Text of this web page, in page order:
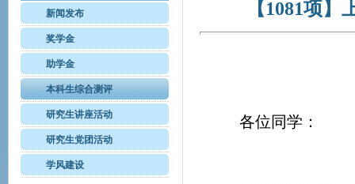
新闻发布
奖学金
助学金
本科生综合测评
研究生讲座活动
研究生党团活动
学风建设
【1081项
各位同学：